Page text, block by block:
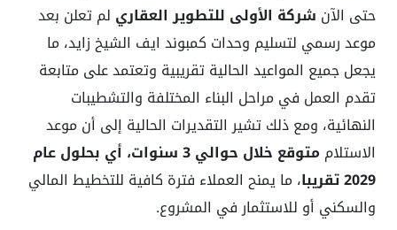
حتى الآن شركة الأولى للتطوير العقاري لم تعلن بعد
موعد رسمي لتسليم وحدات كمبوند ايف الشيخ زايد، ما
يجعل جميع المواعيد الحالية تقريبية وتعتمد على متابعة
تقدم العمل في مراحل البناء المختلفة والتشطيبات
النهائية، ومع ذلك تشير التقديرات الحالية إلى أن موعد
الاستلام
متوقع خلال حوالي 3 سنوات، أي بحلول عام
2029 تقريبا
، ما يمنح العملاء فترة كافية للتخطيط المالي
والسكني أو للاستثمار في المشروع.